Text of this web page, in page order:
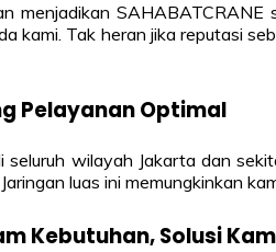
menjadikan
kami. Tak heran jika reputasi
Pelayanan Optimal
wilayah Jakarta dan
luas ini memungkinkan
Kebutuhan, Solusi